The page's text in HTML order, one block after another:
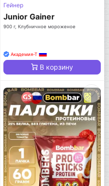
Гейнер
Junior Gainer
900 г, Клубничное мороженое
Академия-Т
В корзину